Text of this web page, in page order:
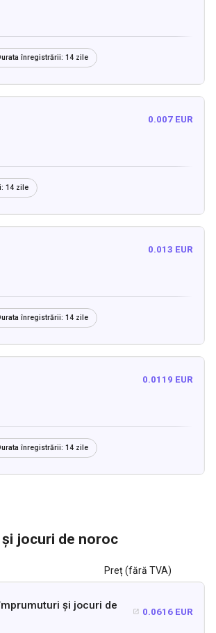
înregistrării: 14 zile
0.007 EUR
14 zile
0.013 EUR
înregistrării: 14 zile
0.0119 EUR
înregistrării: 14 zile
jocuri de noroc
Preț (fără TVA)
și jocuri de
 0.0616 EUR